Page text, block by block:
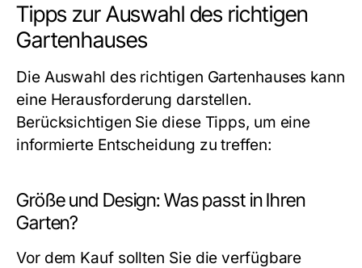
Tipps zur Auswahl des richtigen
Gartenhauses
Die Auswahl des richtigen Gartenhauses kann
eine Herausforderung darstellen.
Berücksichtigen Sie diese Tipps, um eine
informierte Entscheidung zu treffen:
Größe und Design: Was passt in Ihren
Garten?
Vor dem Kauf sollten Sie die verfügbare